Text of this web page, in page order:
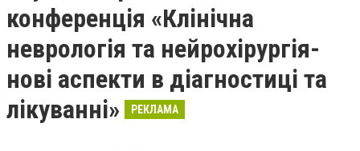
конференція «Клінічна
неврологія та нейрохірургія-
нові аспекти в діагностиці та
лікуванні»
РЕКЛАМА